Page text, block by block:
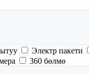
Электр пакети
360 бөлмө